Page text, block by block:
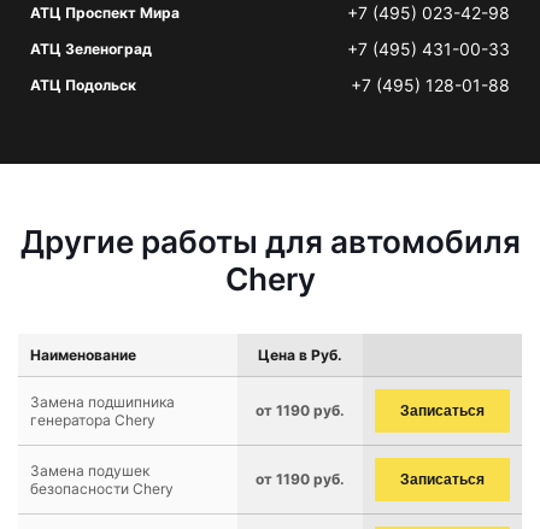
АТЦ Проспект Мира +7 (495) 023-42-98
АТЦ Зеленоград +7 (495) 431-00-33
АТЦ Подольск +7 (495) 128-01-88
Другие работы для автомобиля
Chery
Наименование Цена в Руб.
Замена подшипника
генератора Chery
от 1190 руб. Записаться
Замена подушек
безопасности Chery
от 1190 руб. Записаться